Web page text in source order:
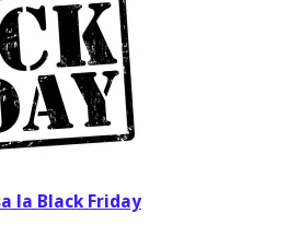
la Black Friday